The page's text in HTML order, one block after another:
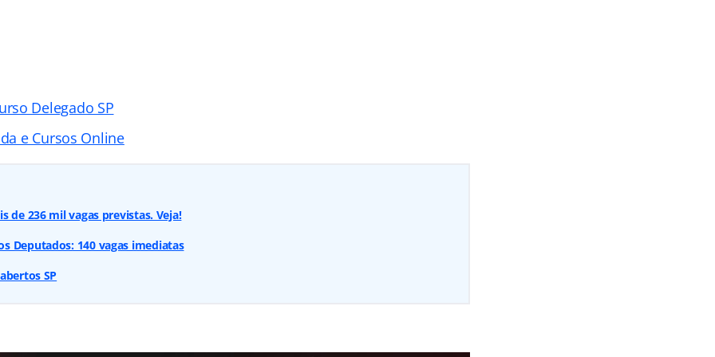
Delegado SP
e Cursos Online
de 236 mil vagas previstas. Veja!
Deputados: 140 vagas imediatas
SP